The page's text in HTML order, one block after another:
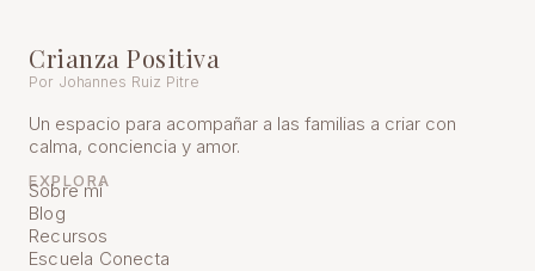
Crianza Positiva
Por Johannes Ruiz Pitre
Un espacio para acompañar a las familias a criar con
calma, conciencia y amor.
EXPLORA
Sobre mí
Blog
Recursos
Escuela Conecta